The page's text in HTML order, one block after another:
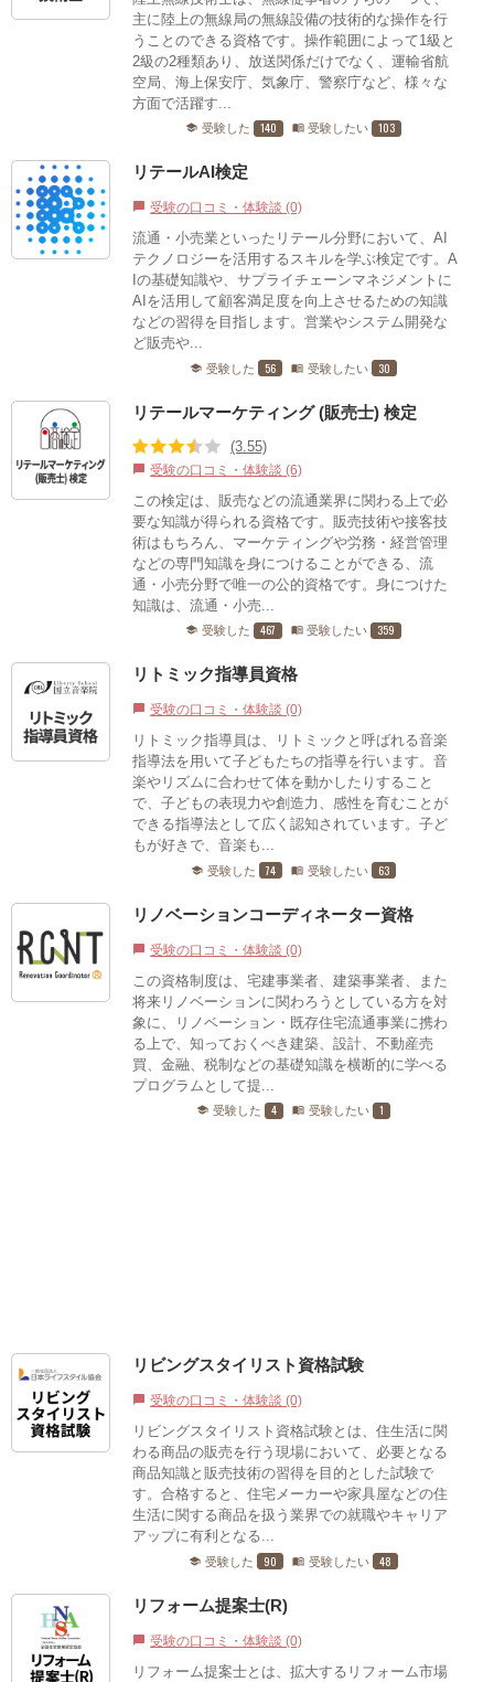
主に陸上の無線局の無線設備の技術的な操作を行
うことのできる資格です。操作範囲によって1級と
2級の2種類あり、放送関係だけでなく、運輸省航
空局、海上保安庁、気象庁、警察庁など、様々な
方面で活躍す...
school 受験した 140 menu_book 受験したい 103
リテールAI検定
chat_bubble 受験の口コミ・体験談 (0)
流通・小売業といったリテール分野において、AI
テクノロジーを活用するスキルを学ぶ検定です。A
Iの基礎知識や、サプライチェーンマネジメントに
AIを活用して顧客満足度を向上させるための知識
などの習得を目指します。営業やシステム開発な
ど販売や...
school 受験した 56 menu_book 受験したい 30
リテールマーケティング (販売士) 検定
(3.55)
chat_bubble 受験の口コミ・体験談 (6)
この検定は、販売などの流通業界に関わる上で必
要な知識が得られる資格です。販売技術や接客技
術はもちろん、マーケティングや労務・経営管理
などの専門知識を身につけることができる、流
通・小売分野で唯一の公的資格です。身につけた
知識は、流通・小売...
school 受験した 467 menu_book 受験したい 359
リトミック指導員資格
chat_bubble 受験の口コミ・体験談 (0)
リトミック指導員は、リトミックと呼ばれる音楽
指導法を用いて子どもたちの指導を行います。音
楽やリズムに合わせて体を動かしたりすること
で、子どもの表現力や創造力、感性を育むことが
できる指導法として広く認知されています。子ど
もが好きで、音楽も...
school 受験した 74 menu_book 受験したい 63
リノベーションコーディネーター資格
chat_bubble 受験の口コミ・体験談 (0)
この資格制度は、宅建事業者、建築事業者、また
将来リノベーションに関わろうとしている方を対
象に、リノベーション・既存住宅流通事業に携わ
る上で、知っておくべき建築、設計、不動産売
買、金融、税制などの基礎知識を横断的に学べる
プログラムとして提...
school 受験した 4 menu_book 受験したい 1
リビングスタイリスト資格試験
chat_bubble 受験の口コミ・体験談 (0)
リビングスタイリスト資格試験とは、住生活に関
わる商品の販売を行う現場において、必要となる
商品知識と販売技術の習得を目的とした試験で
す。合格すると、住宅メーカーや家具屋などの住
生活に関する商品を扱う業界での就職やキャリア
アップに有利となる...
school 受験した 90 menu_book 受験したい 48
リフォーム提案士(R)
chat_bubble 受験の口コミ・体験談 (0)
リフォーム提案士とは、拡大するリフォーム市場